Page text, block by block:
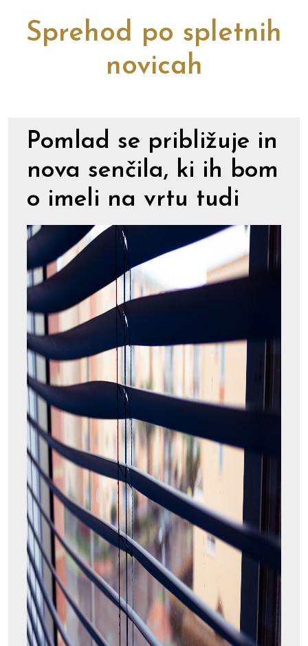
Sprehod po spletnih
novicah
Pomlad se približuje in
nova senčila, ki ih bom
o imeli na vrtu tudi